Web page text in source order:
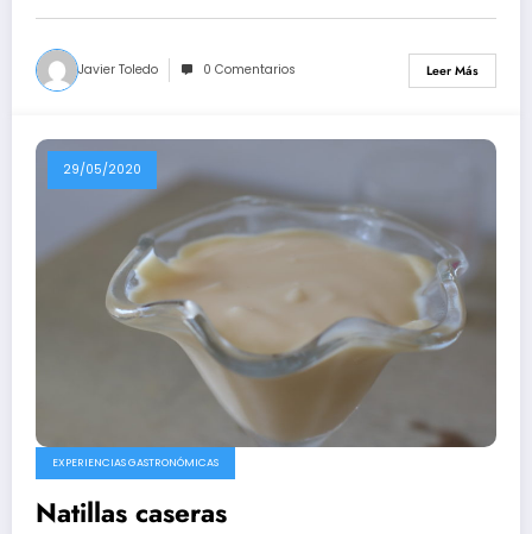
Javier Toledo 0 Comentarios Leer Más
29/05/2020
EXPERIENCIAS GASTRONÓMICAS
Natillas caseras